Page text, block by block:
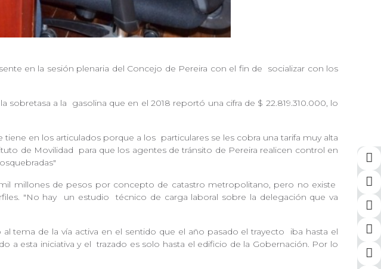
en la sesión plenaria del Concejo de Pereira con el fin de
socializar con los
sobretasa a la
gasolina que en el 2018 reportó una cifra de $ 22.819.310.000, lo
en los articulados porque a los particulares se les cobra una tarifa muy alta
de Movilidad
para que los agentes de tránsito de Pereira realicen control en
millones de pesos por concepto de catastro metropolitano, pero no existe
"No hay un estudio
técnico de carga laboral sobre la delegación que va
al tema de la vía activa en el sentido que el año pasado el trayecto
iba hasta el
a esta iniciativa y el trazado es solo hasta el edificio de la Gobernación. Por lo